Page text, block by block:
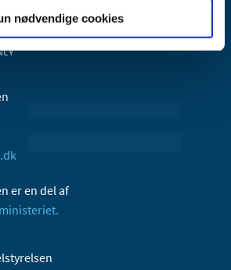
nødvendige cookies
er en del af